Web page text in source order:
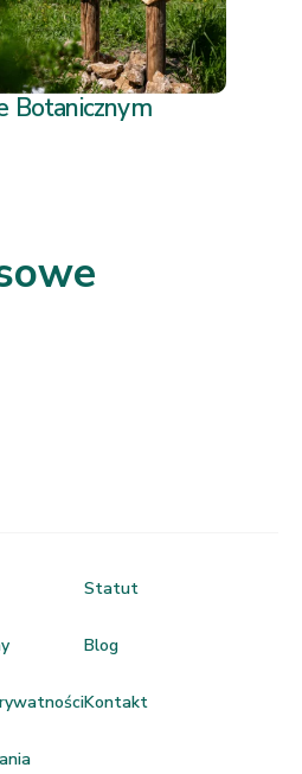
Botanicznym
Statut
Blog
Kontakt